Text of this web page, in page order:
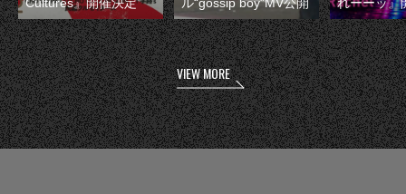
Cultures』開催決定
ル“gossip boy”MV公開
れーーッ』
VIEW MORE